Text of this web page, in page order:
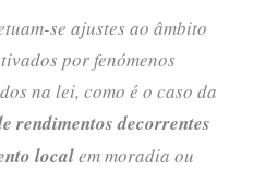
se ajustes ao âmbito
por fenómenos
na lei, como é o caso da
rendimentos decorrentes
localem moradia ou